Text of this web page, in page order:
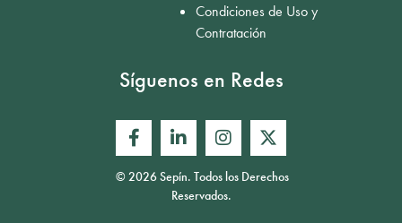
Condiciones de Uso y
Contratación
Síguenos en Redes
© 2026 Sepín. Todos los Derechos
Reservados.